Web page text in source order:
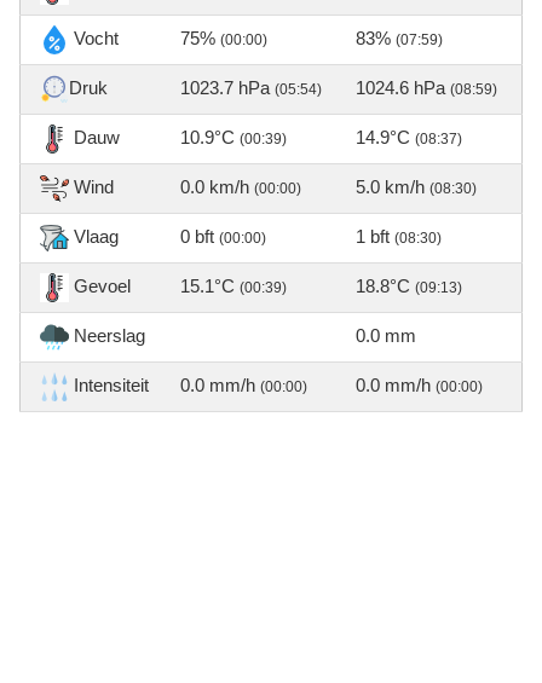
Vocht 75% (00:00) 83% (07:59)
Druk 1023.7 hPa (05:54) 1024.6 hPa (08:59)
Dauw 10.9°C (00:39) 14.9°C (08:37)
Wind 0.0 km/h (00:00) 5.0 km/h (08:30)
Vlaag 0 bft (00:00) 1 bft (08:30)
Gevoel 15.1°C (00:39) 18.8°C (09:13)
Neerslag 0.0 mm
Intensiteit 0.0 mm/h (00:00) 0.0 mm/h (00:00)